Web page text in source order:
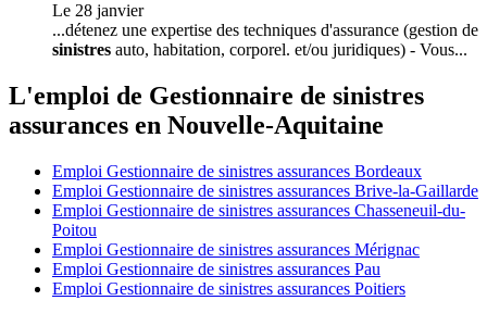
Le 28 janvier
...détenez une expertise des techniques d'assurance (gestion de
sinistres auto, habitation, corporel. et/ou juridiques) - Vous...
L'emploi de Gestionnaire de sinistres
assurances en Nouvelle-Aquitaine
Emploi Gestionnaire de sinistres assurances Bordeaux
Emploi Gestionnaire de sinistres assurances Brive-la-Gaillarde
Emploi Gestionnaire de sinistres assurances Chasseneuil-du-
Poitou
Emploi Gestionnaire de sinistres assurances Mérignac
Emploi Gestionnaire de sinistres assurances Pau
Emploi Gestionnaire de sinistres assurances Poitiers